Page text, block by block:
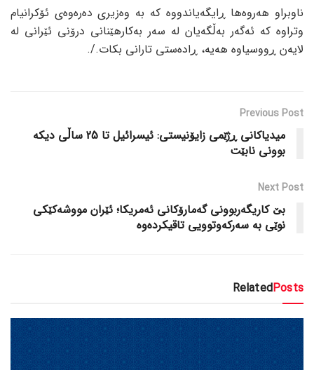
ناوبراو هەروەها ڕایگەیاندووە کە بە وەزیری دەرەوەی ئۆکرانیام
وتراوە کە ئەگەر بەڵگەیان لە سەر بەکارهێنانی درۆنی ئێرانی لە
لایەن ڕووسیاوە هەیە، ڕادەستی تارانی بکات./.
Previous Post
میدیاکانی ڕژێمی زایۆنیستی: ئیسرائیل تا 25 ساڵی دیکە
بوونی نابێت
Next Post
بێ کاریگەربوونی گەمارۆکانی ئەمریکا؛ ئێران مووشەکێکی
نوێی بە سەرکەوتوویی تاقیکردەوە
RelatedPosts